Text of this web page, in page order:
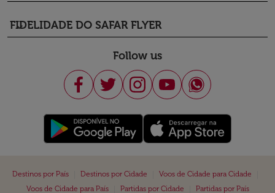
FIDELIDADE DO SAFAR FLYER
keyboard_arrow_down
Follow us
Destinos por País Destinos por Cidade Voos de Cidade para Cidade
Voos de Cidade para País
Partidas por Cidade Partidas por País